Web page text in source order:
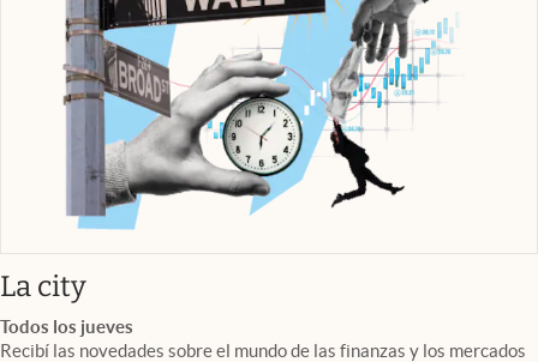
La cityabre en nueva pestaña
Todos los jueves
Recibí las novedades sobre el mundo de las finanzas y los mercados